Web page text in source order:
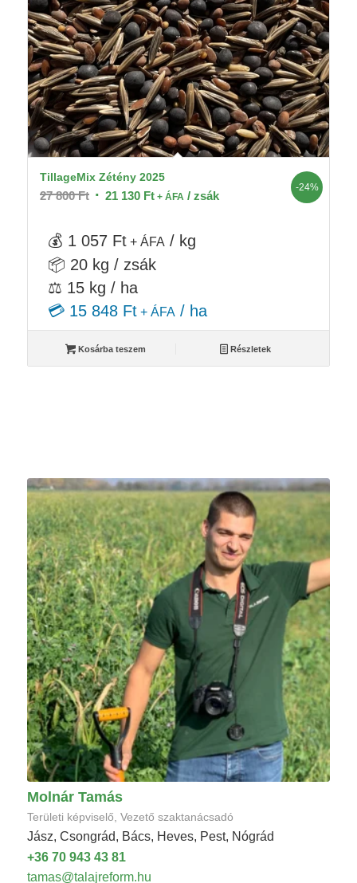
TillageMix Zétény 2025
27 800Ft Original
27
800 Ft.
21 130 FtCurrent
21
130 Ft.
+ ÁFA / zsák
-24%
💰 1 057 Ft+ ÁFA / kg
📦 20 kg / zsák
⚖️ 15 kg / ha
💳 15 848 Ft+ ÁFA/ ha
Kosárba teszem Részletek
Molnár Tamás
Területi képviselő, Vezető szaktanácsadó
Jász, Csongrád, Bács, Heves, Pest, Nógrád
+36 70 943 43 81
tamas@talajreform.hu